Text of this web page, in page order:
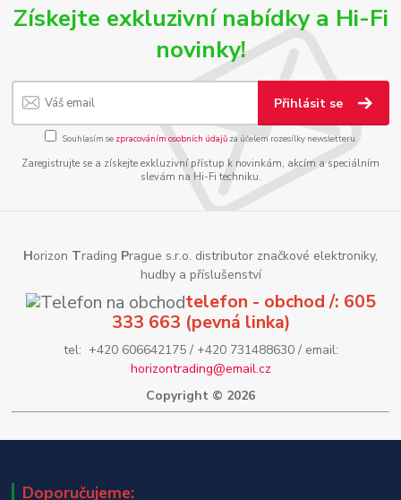
Získejte exkluzivní nabídky a Hi-Fi
novinky!
Přihlásit se
Souhlasím se zpracováním osobních údajůza účelem rozesílky newsletteru.
Zaregistrujte se a získejte exkluzivní přístup k novinkám, akcím a speciálním
slevám na Hi-Fi techniku.
Horizon Trading Prague s.r.o. distributor značkové elektroniky,
hudby a příslušenství
telefon - obchod /: 605
333 663 (pevná linka)
tel: +420 606642175 / +420 731488630 / email:
horizontrading@email.cz
Copyright © 2026
Doporučujeme: